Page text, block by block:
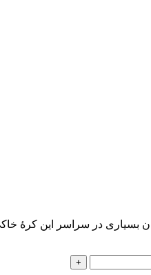
بسیاری در سراسر این